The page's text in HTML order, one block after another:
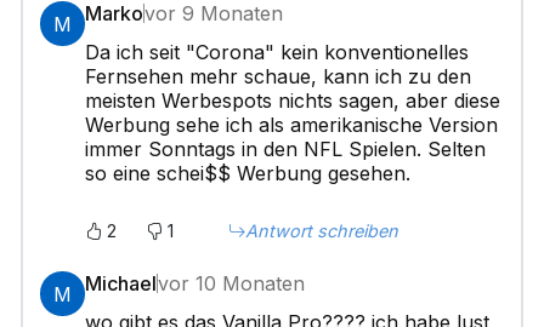
M Markovor 9 Monaten
Da ich seit "Corona" kein konventionelles
Fernsehen mehr schaue, kann ich zu den
meisten Werbespots nichts sagen, aber diese
Werbung sehe ich als amerikanische Version
immer Sonntags in den NFL Spielen. Selten
so eine schei$$ Werbung gesehen.
2 1 Antwort schreiben
M Michaelvor 10 Monaten
wo gibt es das Vanilla Pro???? ich habe lust